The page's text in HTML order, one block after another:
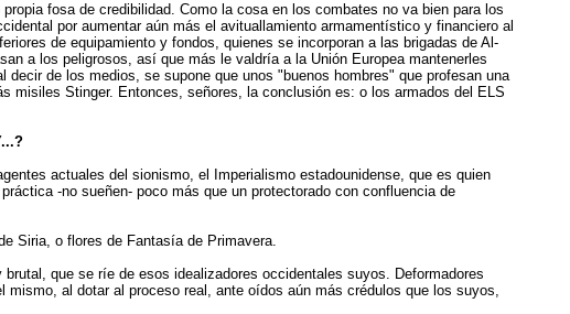
fosa de credibilidad. Como la cosa en los combates no va bien para los
por aumentar aún más el avituallamiento armamentístico y financiero al
de equipamiento y fondos, quienes se incorporan a las brigadas de Al-
a los peligrosos, así que más le valdría a la Unión Europea mantenerles
de los medios, se supone que unos "buenos hombres" que profesan una
misiles Stinger. Entonces, señores, la conclusión es: o los armados del ELS
actuales del sionismo, el Imperialismo estadounidense, que es quien
-no sueñen- poco más que un protectorado con confluencia de
Siria, o flores de Fantasía de Primavera.
que se ríe de esos idealizadores occidentales suyos. Deformadores
al dotar al proceso real, ante oídos aún más crédulos que los suyos,